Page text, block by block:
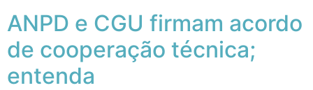
ANPD e CGU firmam acordo
de cooperação técnica;
entenda